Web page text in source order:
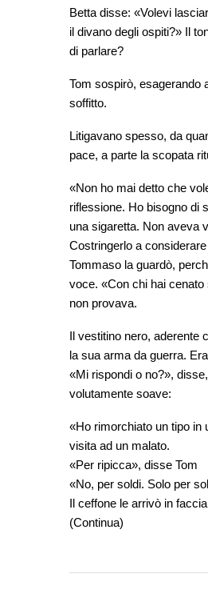
Betta disse: «Volevi
il divano degli ospiti?» Il
di parlare?
Tom sospirò, esagerando
soffitto.
Litigavano spesso, da
pace, a parte la scopata
«Non ho mai detto che
riflessione. Ho bisogno di
una sigaretta. Non aveva
Costringerlo a
Tommaso la guardò,
voce. «Con chi hai cenato
non provava.
Il vestitino nero, aderente
la sua arma da guerra.
«Mi rispondi o no?»,
volutamente soave:
«Ho rimorchiato un tipo in
visita ad un malato.
«Per ripicca», disse Tom
«No, per soldi. Solo per
Il ceffone le arrivò in
(Continua)